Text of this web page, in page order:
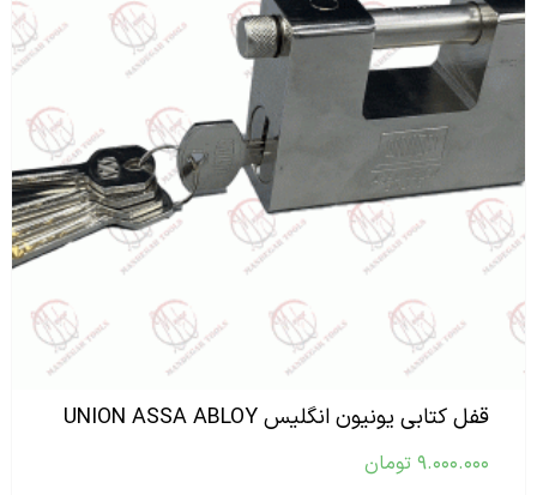
قفل کتابی یونیون انگلیس UNION ASSA ABLOY
۹.۰۰۰.۰۰۰ تومان